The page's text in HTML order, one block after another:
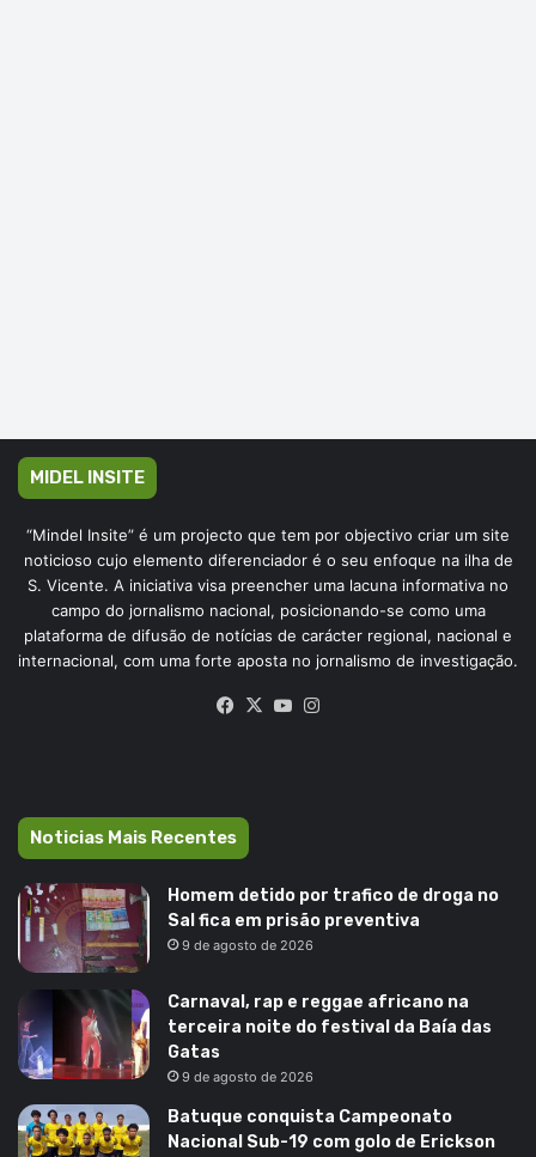
MIDEL INSITE
“Mindel Insite” é um projecto que tem por objectivo criar um site
noticioso cujo elemento diferenciador é o seu enfoque na ilha de
S. Vicente. A iniciativa visa preencher uma lacuna informativa no
campo do jornalismo nacional, posicionando-se como uma
plataforma de difusão de notícias de carácter regional, nacional e
internacional, com uma forte aposta no jornalismo de investigação.
Facebook
X YouTube
Noticias Mais Recentes
Homem detido por trafico de droga no
Sal fica em prisão preventiva
9 de agosto de 2026
Carnaval, rap e reggae africano na
terceira noite do festival da Baía das
Gatas
9 de agosto de 2026
Batuque conquista Campeonato
Nacional Sub-19 com golo de Erickson